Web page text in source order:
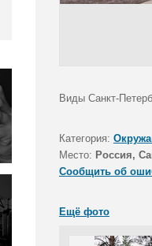
Виды Санкт-
Категория:
Место: Россия,
Сообщить об
Ещё фото